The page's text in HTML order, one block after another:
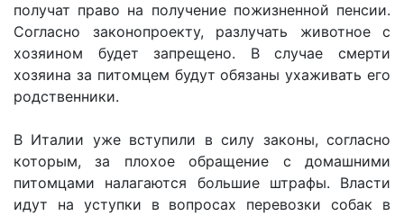
получат право на получение пожизненной пенсии.
Согласно законопроекту, разлучать животное с
хозяином будет запрещено. В случае смерти
хозяина за питомцем будут обязаны ухаживать его
родственники.
В Италии уже вступили в силу законы, согласно
которым, за плохое обращение с домашними
питомцами налагаются большие штрафы. Власти
идут на уступки в вопросах перевозки собак в